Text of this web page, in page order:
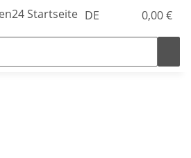
DE 0,00 €